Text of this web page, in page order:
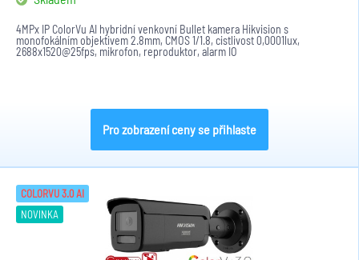
4MPx IP ColorVu AI hybridní venkovní Bullet kamera Hikvision s
monofokálním objektivem 2.8mm, CMOS 1/1.8, cistlivost 0,0001lux,
2688x1520@25fps, mikrofon, reproduktor, alarm IO
H.265+/H.265/H.264+/H.264,...
Pro zobrazení ceny se přihlaste
COLORVU 3.0 AI
NOVINKA